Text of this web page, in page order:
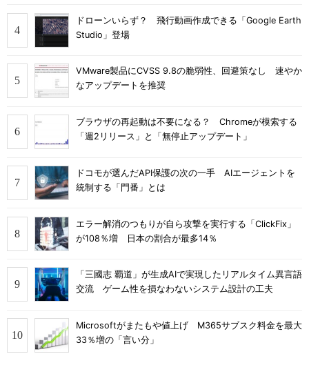
ドローンいらず？ 飛行動画作成できる「Google Earth
Studio」登場
VMware製品にCVSS 9.8の脆弱性、回避策なし 速やか
なアップデートを推奨
ブラウザの再起動は不要になる？ Chromeが模索する
「週2リリース」と「無停止アップデート」
ドコモが選んだAPI保護の次の一手 AIエージェントを
統制する「門番」とは
エラー解消のつもりが自ら攻撃を実行する「ClickFix」
が108％増 日本の割合が最多14％
「三國志 覇道」が生成AIで実現したリアルタイム異言語
交流 ゲーム性を損なわないシステム設計の工夫
Microsoftがまたもや値上げ M365サブスク料金を最大
33％増の「言い分」